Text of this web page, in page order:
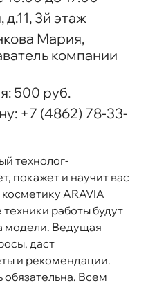
3й этаж
Мария,
компании
500 руб.
+7 (4862) 78-33-
технолог-
покажет и научит вас
ARAVIA
работы будут
модели. Ведущая
даст
и рекомендации.
обязательна. Всем